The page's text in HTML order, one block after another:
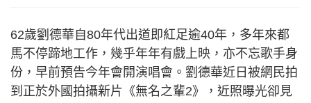
62歲劉德華自80年代出道即紅足逾40年，多年來都
馬不停蹄地工作，幾乎年年有戲上映，亦不忘歌手身
份，早前預告今年會開演唱會。劉德華近日被網民拍
到正於外國拍攝新片《無名之輩2》，近照曝光卻見